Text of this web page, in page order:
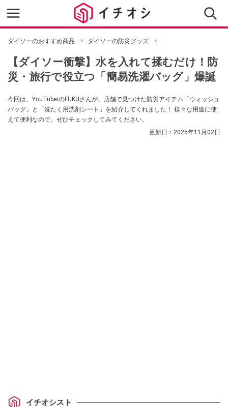
ダイソーのおすすめ商品 ダイソーの防災グッズ
【ダイソー衝撃】水を入れて揉むだけ！防
災・旅行で役立つ「簡易洗濯バッグ」爆誕
今回は、YouTuberのFUKUさんが、店舗で見つけた防災アイテム「ウォッシュ
バッグ」と「洗たく用洗剤シート」を紹介してくれました！ 様々な用途に使
えて便利なので、ぜひチェックしてみてください。
更新日： 2025年11月02日
イチオシスト